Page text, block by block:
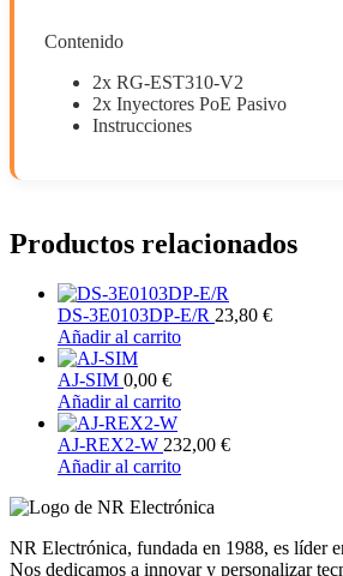
Contenido
2x RG-EST310-V2
2x Inyectores PoE Pasivo
Instrucciones
Productos relacionados
DS-3E0103DP-E/R 23,80 €
Añadir al carrito
AJ-SIM 0,00 €
Añadir al carrito
AJ-REX2-W 232,00 €
Añadir al carrito
NR Electrónica, fundada en 1988, es líder
Nos dedicamos a innovar y personalizar